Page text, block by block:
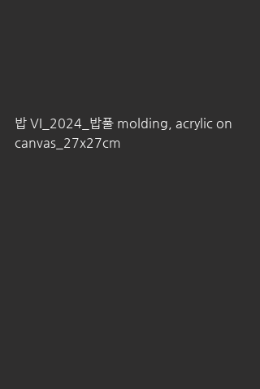
밥 VI_2024_밥풀 molding, acrylic on
canvas_27x27cm